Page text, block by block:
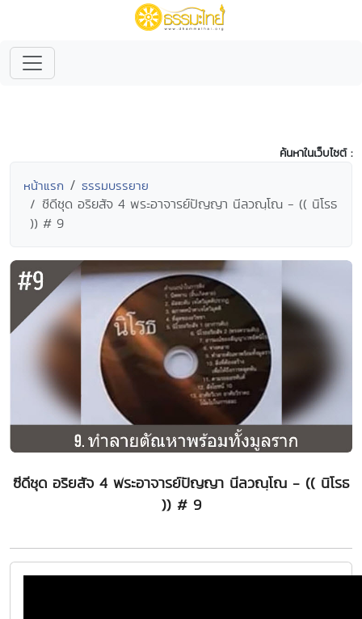
ค้นหาในเว็บไซต์ :
หน้าแรก ธรรมบรรยาย
ซีดีชุด อริยสัจ 4 พระอาจารย์ปัญญา นีลวณฺโณ - (( นิโรธ
)) # 9
ซีดีชุด อริยสัจ 4 พระอาจารย์ปัญญา นีลวณฺโณ - (( นิโรธ
)) # 9